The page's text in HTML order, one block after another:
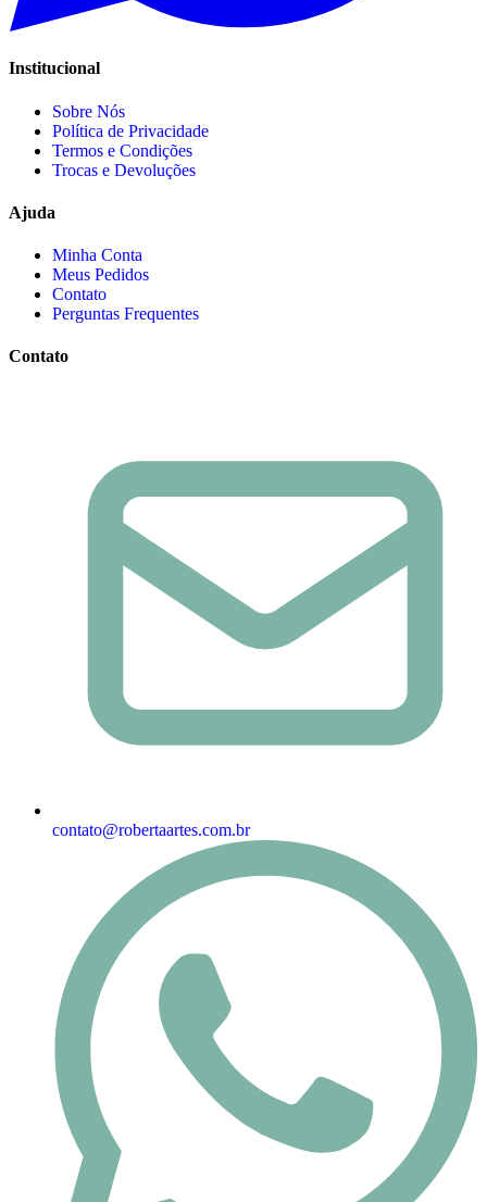
Institucional
Sobre Nós
Política de Privacidade
Termos e Condições
Trocas e Devoluções
Ajuda
Minha Conta
Meus Pedidos
Contato
Perguntas Frequentes
Contato
contato@robertaartes.com.br